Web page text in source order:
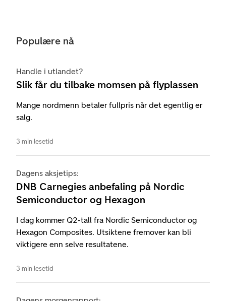
Populære nå
Handle i utlandet?
Slik får du tilbake momsen på flyplassen
Mange nordmenn betaler fullpris når det egentlig er
salg.
3 min lesetid
Dagens aksjetips:
DNB Carnegies anbefaling på Nordic
Semiconductor og Hexagon
I dag kommer Q2-tall fra Nordic Semiconductor og
Hexagon Composites. Utsiktene fremover kan bli
viktigere enn selve resultatene.
3 min lesetid